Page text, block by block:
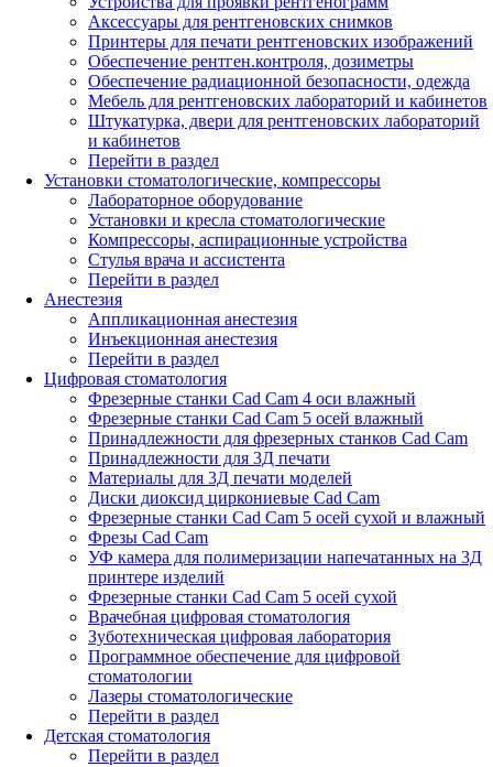
Аксессуары для рентгеновских снимков
Принтеры для печати рентгеновских изображений
Обеспечение рентген.контроля, дозиметры
Обеспечение радиационной безопасности, одежда
Мебель для рентгеновских лабораторий и кабинетов
Штукатурка, двери для рентгеновских лабораторий
и кабинетов
Перейти в раздел
Установки стоматологические, компрессоры
Лабораторное оборудование
Установки и кресла стоматологические
Компрессоры, аспирационные устройства
Стулья врача и ассистента
Перейти в раздел
Анестезия
Аппликационная анестезия
Инъекционная анестезия
Перейти в раздел
Цифровая стоматология
Фрезерные станки Cad Cam 4 оси влажный
Фрезерные станки Cad Cam 5 осей влажный
Принадлежности для фрезерных станков Cad Cam
Принадлежности для 3Д печати
Материалы для 3Д печати моделей
Диски диоксид циркониевые Cad Cam
Фрезерные станки Cad Cam 5 осей сухой и влажный
Фрезы Cad Cam
УФ камера для полимеризации напечатанных на 3Д
принтере изделий
Фрезерные станки Cad Cam 5 осей сухой
Врачебная цифровая стоматология
Зуботехническая цифровая лаборатория
Программное обеспечение для цифровой
стоматологии
Лазеры стоматологические
Перейти в раздел
Детская стоматология
Перейти в раздел